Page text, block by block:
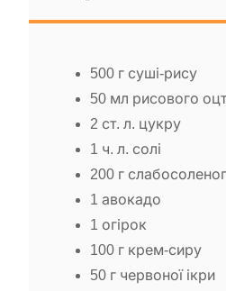
500 г суші-рису
50 мл рисового
2 ст. л. цукру
1 ч. л. солі
200 г
1 авокадо
1 огірок
100 г крем-сиру
50 г червоної ікри